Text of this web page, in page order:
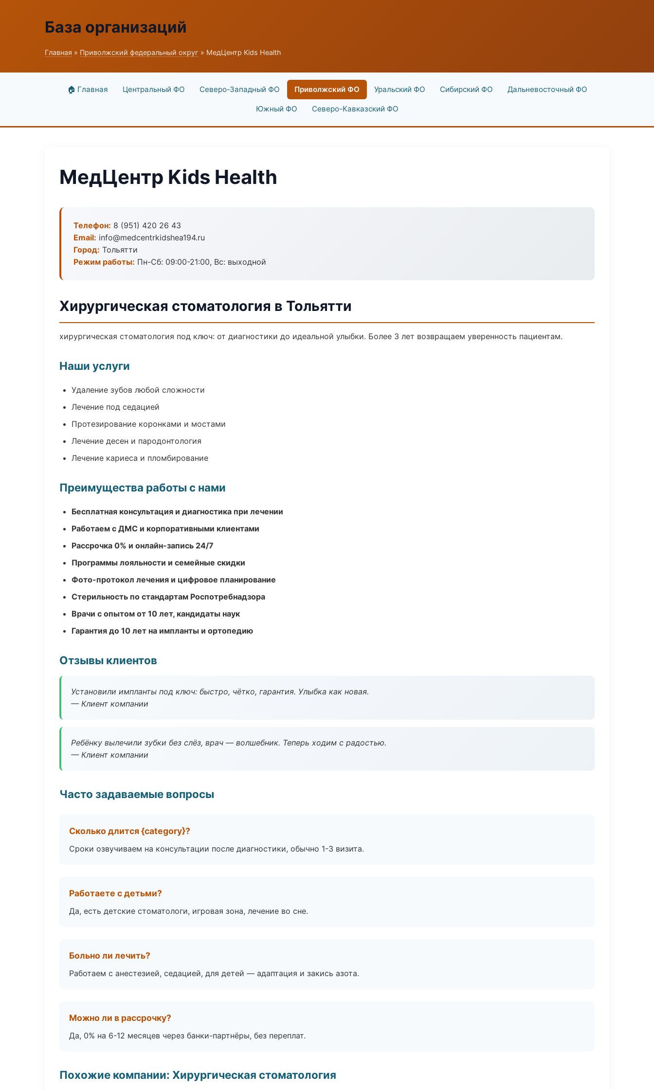
База организаций
Главная » Приволжский федеральный округ » МедЦентр Kids Health
🏠 Главная Центральный ФО Северо-Западный ФО Приволжский ФО Уральский ФО Сибирский ФО Дальневосточный ФО
Южный ФО Северо-Кавказский ФО
МедЦентр Kids Health
Телефон: 8 (951) 420 26 43
Email: info@medcentrkidshea194.ru
Город: Тольятти
Режим работы: Пн-Сб: 09:00-21:00, Вс: выходной
Хирургическая стоматология в Тольятти
хирургическая стоматология под ключ: от диагностики до идеальной улыбки. Более 3 лет возвращаем уверенность пациентам.
Наши услуги
Удаление зубов любой сложности
Лечение под седацией
Протезирование коронками и мостами
Лечение десен и пародонтология
Лечение кариеса и пломбирование
Преимущества работы с нами
Бесплатная консультация и диагностика при лечении
Работаем с ДМС и корпоративными клиентами
Рассрочка 0% и онлайн-запись 24/7
Программы лояльности и семейные скидки
Фото-протокол лечения и цифровое планирование
Стерильность по стандартам Роспотребнадзора
Врачи с опытом от 10 лет, кандидаты наук
Гарантия до 10 лет на импланты и ортопедию
Отзывы клиентов
Установили импланты под ключ: быстро, чётко, гарантия. Улыбка как новая.
— Клиент компании
Ребёнку вылечили зубки без слёз, врач — волшебник. Теперь ходим с радостью.
— Клиент компании
Часто задаваемые вопросы
Сколько длится {category}?
Сроки озвучиваем на консультации после диагностики, обычно 1-3 визита.
Работаете с детьми?
Да, есть детские стоматологи, игровая зона, лечение во сне.
Больно ли лечить?
Работаем с анестезией, седацией, для детей — адаптация и закись азота.
Можно ли в рассрочку?
Да, 0% на 6-12 месяцев через банки-партнёры, без переплат.
Похожие компании: Хирургическая стоматология